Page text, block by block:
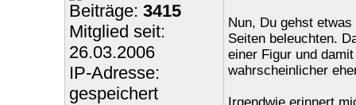
Beiträge: 3415
Mitglied seit:
26.03.2006
IP-Adresse:
gespeichert
Nun, Du gehst
Seiten beleuchten.
einer Figur und
wahrscheinlicher